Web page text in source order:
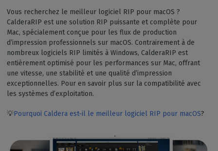
Vous recherchez le meilleur logiciel RIP pour macOS ?
CalderaRIP est une solution RIP puissante et complète pour
Mac, spécialement conçue pour les flux de production
d’impression professionnels sur macOS. Contrairement à de
nombreux logiciels RIP limités à Windows, CalderaRIP est
entièrement optimisé pour les performances sur Mac, offrant
une vitesse, une stabilité et une qualité d’impression
exceptionnelles. Pour en savoir plus sur la compatibilité avec
les systèmes d’exploitation.
💡Pourquoi Caldera est-il le meilleur logiciel RIP pour macOS?